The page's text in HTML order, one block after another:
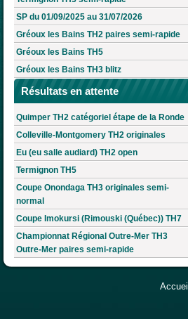
SP du 01/09/2025 au 31/07/2026
Gréoux les Bains TH2 paires semi-rapide
Gréoux les Bains TH5
Gréoux les Bains TH3 blitz
Résultats en attente
Quimper TH2 catégoriel étape de la Ronde
Colleville-Montgomery TH2 originales
Eu (eu salle audiard) TH2 open
Termignon TH5
Coupe Onondaga TH3 originales semi-
normal
Coupe Imokursi (Rimouski (Québec)) TH7
Championnat Régional Outre-Mer TH3
Outre-Mer paires semi-rapide
Accueil